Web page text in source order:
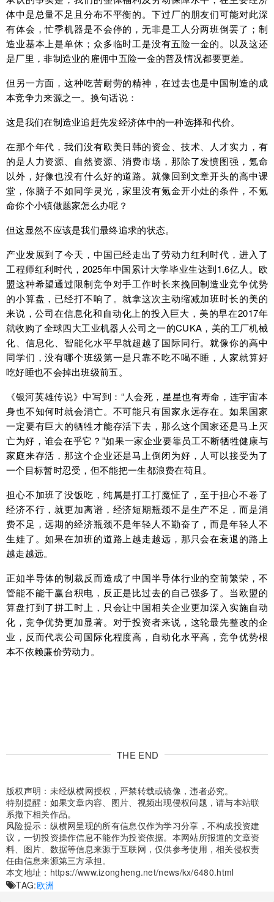
体中是总量不足且分布不平衡的。下过厂的朋友们可能对此深
有体会，忙季机器是不会停的，无非是工人分两班倒罢了；制
造业基本上是单休；众多临时工是没有五险一金的。以及这还
是厂里，非制造业的雇佣中五险一金的普及情况都要更差。
但另一方面，这种吃苦耐劳的精神，在过去也是中国制造的成
本竞争力来源之一。换句话说：
这是我们在制造业追赶先发经济体中的一种选择和代价。
在那个年代，我们没有欧美日韩的资金、技术、人才实力，有
的是人力资源、自然资源、消费市场，那除了发愤图强，氪命
以外，好像也没有什么好的道路。就像回到文章开头的高中课
堂，你脑子不如同学灵光，家里没有氪金开小灶的条件，不氪
命你个小镇做题家怎么办呢？
但这显然不应该是我们最终追求的状态。
产业发展到了今天，中国已经走出了劳动力红利时代，进入了
工程师红利时代，2025年中国累计大学毕业生达到1.6亿人。欧
盟这种希望通过限制竞争对手工作时长来挽回制造业竞争优势
的小算盘，已经打不响了。就拿这次主动缩减加班时长的美的
来说，公司在信息化和自动化上的投入巨大，美的早在2017年
就收购了全球四大工业机器人公司之一的CUKA，美的工厂机械
化、信息化、智能化水平早就超越了国际同行。就像你的高中
同学们，没有哪个班级第一是只靠不吃不喝不睡，人家就算好
吃好睡也不会掉出班级前五。
《银河英雄传说》中写到：“人会死，星星也有寿命，连宇宙本
身也不知何时就会消亡。不可能只有国家永远存在。如果国家
一定要有巨大的牺牲才能存活下去，那么这个国家还是马上灭
亡为好，谁会在乎它？”如果一家企业要靠员工不断牺牲健康与
家庭来存活，那这个企业还是马上倒闭为好，人可以接受为了
一个目标暂时忍受，但不能把一生都浪费在苟且。
担心不加班了没饭吃，纯属是打工打魔怔了，至于担心不卷了
经济不行，就更加离谱，经济短期瓶颈不是生产不足，而是消
费不足，远期的经济瓶颈不是年轻人不勤奋了，而是年轻人不
生娃了。如果在加班的道路上越走越远，那只会在衰退的路上
越走越远。
正如半导体的制裁反而造成了中国半导体行业的空前繁荣，不
管能不能干赢台积电，反正是比过去的自己强多了。当欧盟的
算盘打到了拼工时上，只会让中国相关企业更加深入实施自动
化，竞争优势更加显著。对于投资者来说，这轮最先整改的企
业，反而代表公司国际化程度高，自动化水平高，竞争优势根
本不依赖廉价劳动力。
THE END
版权声明：未经纵横网授权，严禁转载或镜像，违者必究。
特别提醒：如果文章内容、图片、视频出现侵权问题，请与本站联
系撤下相关作品。
风险提示：纵横网呈现的所有信息仅作为学习分享，不构成投资建
议，一切投资操作信息不能作为投资依据。本网站所报道的文章资
料、图片、数据等信息来源于互联网，仅供参考使用，相关侵权责
任由信息来源第三方承担。
本文地址： https://www.izongheng.net/news/kx/6480.html
TAG:欧洲